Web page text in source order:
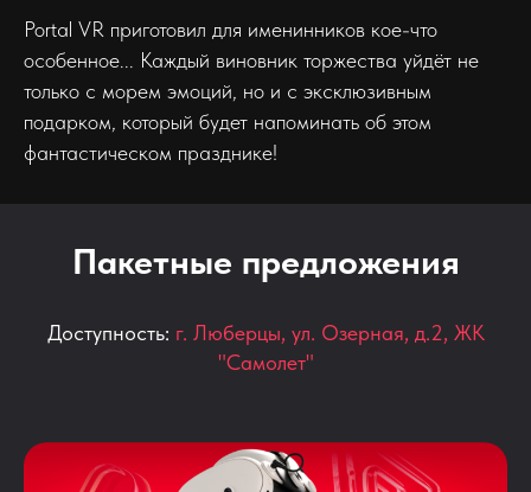
Portal VR приготовил для именинников кое-что
особенное... Каждый виновник торжества уйдёт не
только с морем эмоций, но и с эксклюзивным
подарком, который будет напоминать об этом
фантастическом празднике!
Пакетные предложения
Доступность: г. Люберцы, ул. Озерная, д.2, ЖК
"Самолет"